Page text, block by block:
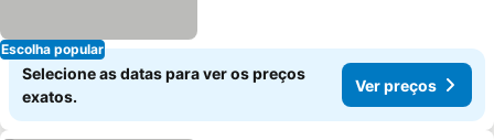
Escolha popular
Selecione as datas para ver os preços
exatos.
Ver preços